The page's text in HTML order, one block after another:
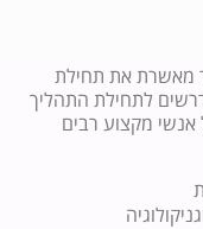
מאשרת את תחילת
לתחילת התהליך
אנשי מקצוע רבים